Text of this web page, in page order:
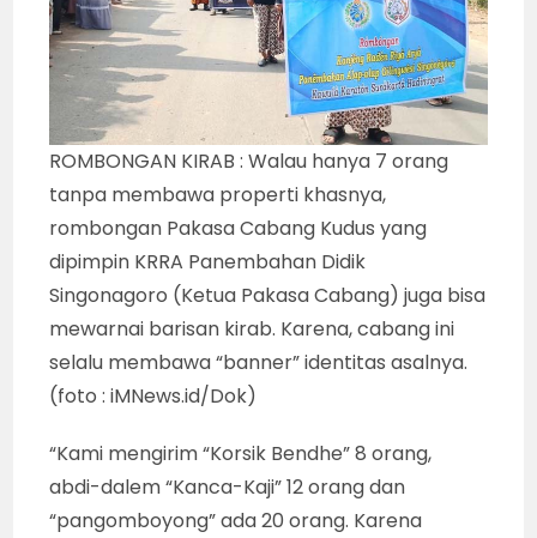
ROMBONGAN KIRAB : Walau hanya 7 orang
tanpa membawa properti khasnya,
rombongan Pakasa Cabang Kudus yang
dipimpin KRRA Panembahan Didik
Singonagoro (Ketua Pakasa Cabang) juga bisa
mewarnai barisan kirab. Karena, cabang ini
selalu membawa “banner” identitas asalnya.
(foto : iMNews.id/Dok)
“Kami mengirim “Korsik Bendhe” 8 orang,
abdi-dalem “Kanca-Kaji” 12 orang dan
“pangomboyong” ada 20 orang. Karena